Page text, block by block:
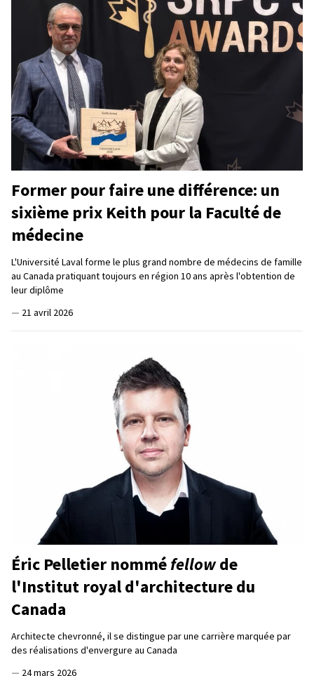
Former pour faire une différence: un
sixième prix Keith pour la Faculté de
médecine
L'Université Laval forme le plus grand nombre de médecins de famille
au Canada pratiquant toujours en région 10 ans après l'obtention de
leur diplôme
— 21 avril 2026
Éric Pelletier nomméfellowde
l'Institut royal d'architecture du
Canada
Architecte chevronné, il se distingue par une carrière marquée par
des réalisations d'envergure au Canada
— 24 mars 2026